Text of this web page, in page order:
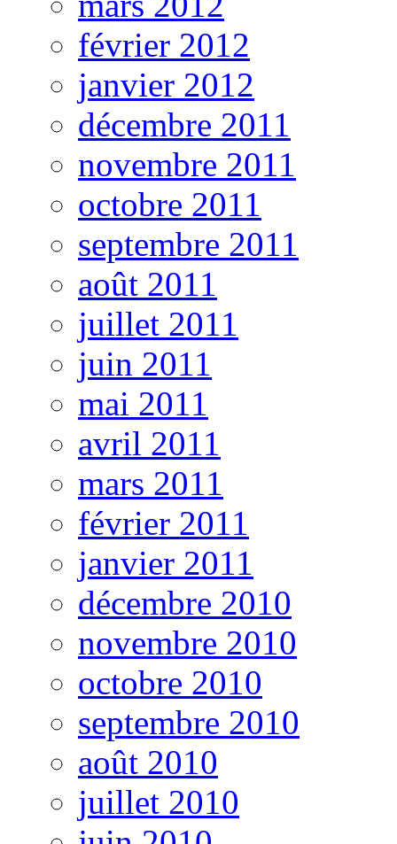
février 2012
janvier 2012
décembre 2011
novembre 2011
octobre 2011
septembre 2011
août 2011
juillet 2011
juin 2011
mai 2011
avril 2011
mars 2011
février 2011
janvier 2011
décembre 2010
novembre 2010
octobre 2010
septembre 2010
août 2010
juillet 2010